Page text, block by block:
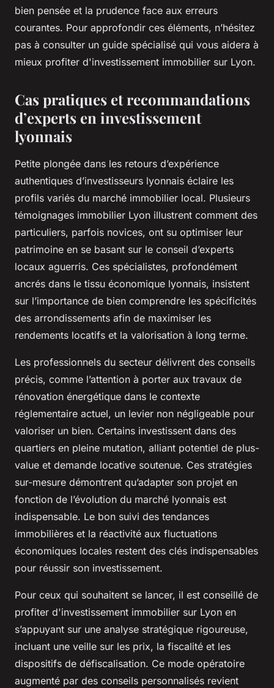
bien pensée et la prudence face aux erreurs
courantes. Pour approfondir ces éléments, n’hésitez
pas à consulter un guide spécialisé qui vous aidera à
mieux profiter d'investissement immobilier sur Lyon.
Cas pratiques et recommandations
d’experts en investissement
lyonnais
Petite plongée dans les retours d’expérience
authentiques d’investisseurs lyonnais éclaire les
profils variés du marché immobilier local. Plusieurs
témoignages immobilier Lyon illustrent comment des
particuliers, parfois novices, ont su optimiser leur
patrimoine en se basant sur le conseil d’experts
locaux aguerris. Ces spécialistes, profondément
ancrés dans le tissu économique lyonnais, insistent
sur l’importance de bien comprendre les spécificités
des arrondissements afin de maximiser les
rendements locatifs et la valorisation à long terme.
Les professionnels du secteur délivrent des conseils
précis, comme l’attention à porter aux travaux de
rénovation énergétique dans le contexte
réglementaire actuel, un levier non négligeable pour
valoriser un bien. Certains investissent dans des
quartiers en pleine mutation, alliant potentiel de plus-
value et demande locative soutenue. Ces stratégies
sur-mesure démontrent qu’adapter son projet en
fonction de l’évolution du marché lyonnais est
indispensable. Le bon suivi des tendances
immobilières et la réactivité aux fluctuations
économiques locales restent des clés indispensables
pour réussir son investissement.
Pour ceux qui souhaitent se lancer, il est conseillé de
profiter d'investissement immobilier sur Lyon en
s’appuyant sur une analyse stratégique rigoureuse,
incluant une veille sur les prix, la fiscalité et les
dispositifs de défiscalisation. Ce mode opératoire
augmenté par des conseils personnalisés revient